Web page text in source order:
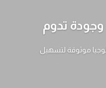
وجودة تدوم
موثوقة لتسهيل